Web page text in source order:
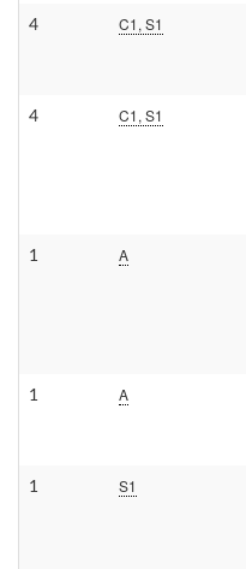
4 C1, S1
4 C1, S1
1 A
1 A
1 S1